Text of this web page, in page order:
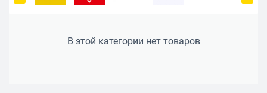
В этой категории нет товаров